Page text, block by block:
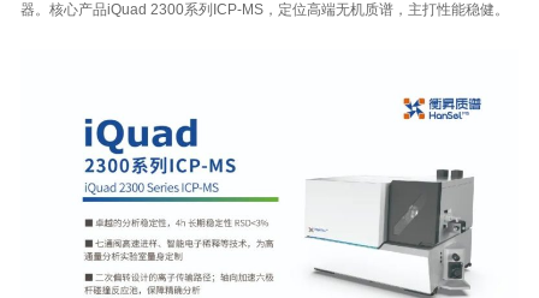
器。核心产品iQuad 2300系列ICP-MS，定位高端无机质谱，主打性能稳健。